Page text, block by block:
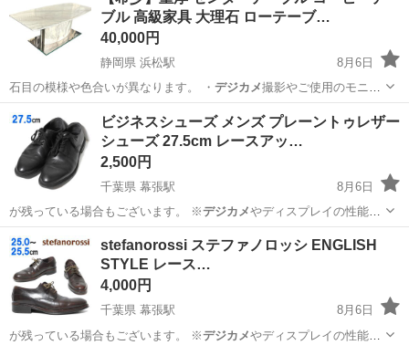
ブル 高級家具 大理石 ローテーブ…
40,000円
静岡県 浜松駅
8月6日
石目の模様や色合いが異なります。 ・ デジカメ撮影やご使用のモニタ
ー環境により、実…
静岡 浜松駅 テーブル
ビジネスシューズ メンズ プレーントゥレザー
シューズ 27.5cm レースアッ…
2,500円
千葉県 幕張駅
8月6日
が残っている場合もございます。 ※デジカメやディスプレイの性能
上、画像が実物と…
千葉 千葉市
stefanorossi ステファノロッシ ENGLISH
STYLE レース…
4,000円
千葉県 幕張駅
8月6日
が残っている場合もございます。 ※デジカメやディスプレイの性能